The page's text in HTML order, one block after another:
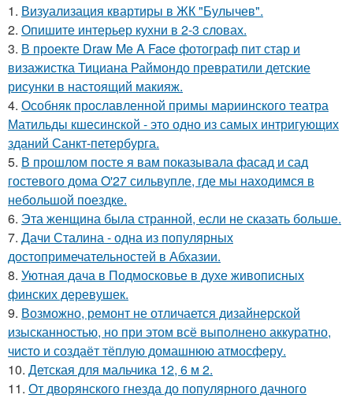
1. Визуализация квартиры в ЖК "Булычев".
2. Опишите интерьер кухни в 2-3 словах.
3. В проекте Draw Me A Face фотограф пит стар и
визажистка Тициана Раймондо превратили детские
рисунки в настоящий макияж.
4. Особняк прославленной примы мариинского театра
Матильды кшесинской - это одно из самых интригующих
зданий Санкт-петербурга.
5. В прошлом посте я вам показывала фасад и сад
гостевого дома O'27 сильвупле, где мы находимся в
небольшой поездке.
6. Эта женщина была странной, если не сказать больше.
7. Дачи Сталина - одна из популярных
достопримечательностей в Абхазии.
8. Уютная дача в Подмосковье в духе живописных
финских деревушек.
9. Возможно, ремонт не отличается дизайнерской
изысканностью, но при этом всё выполнено аккуратно,
чисто и создаёт тёплую домашнюю атмосферу.
10. Детская для мальчика 12, 6 м 2.
11. От дворянского гнезда до популярного дачного